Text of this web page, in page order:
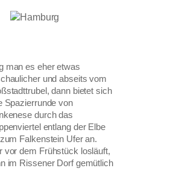
man es eher etwas
und abseits vom
dann bietet sich
Spazierrunde von
durch das
entlang der Elbe
Falkenstein Ufer an.
vor dem Frühstück losläuft,
im Rissener Dorf gemütlich